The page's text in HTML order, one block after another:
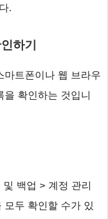
.
하기
마트폰이나 웹 브라우
확인하는 것입니
백업 > 계정 관리
모두 확인할 수가 있